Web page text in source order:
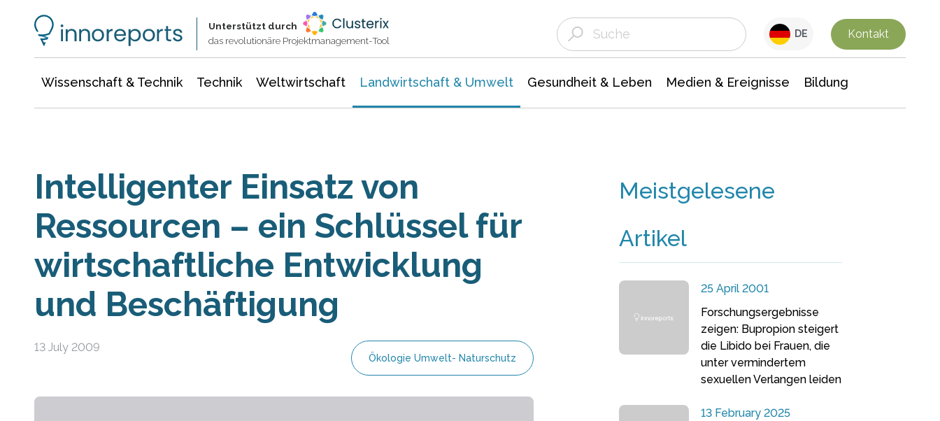
Unterstützt durch
das revolutionäre Projektmanagement-Tool
DE Kontakt
Wissenschaft & Technik Technik Weltwirtschaft Landwirtschaft & Umwelt Gesundheit & Leben Medien & Ereignisse Bildung
Intelligenter Einsatz von
Ressourcen – ein Schlüssel für
wirtschaftliche Entwicklung
und Beschäftigung
13 July 2009
Ökologie Umwelt- Naturschutz
Meistgelesene
Artikel
25 April 2001
Forschungsergebnisse
zeigen: Bupropion steigert
die Libido bei Frauen, die
unter vermindertem
sexuellen Verlangen leiden
13 February 2025